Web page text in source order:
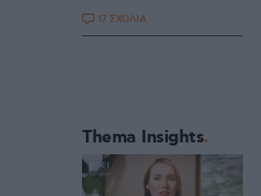
17 ΣΧΟΛΙΑ
Thema Insights